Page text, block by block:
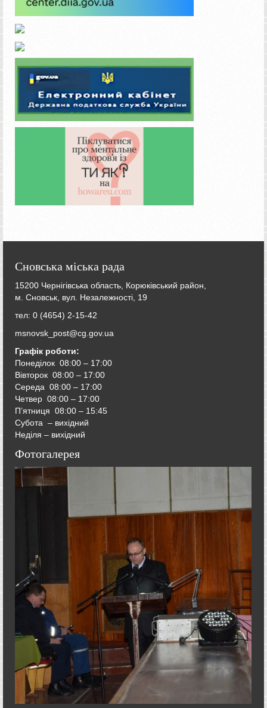
Сновська міська рада
15200 Чернігівська область, Корюківський район,
м. Сновськ, вул. Незалежності, 19
тел: 0 (4654) 2-15-42
msnovsk_post@cg.gov.ua
Графік роботи:
Понеділок 08:00 – 17:00
Вівторок 08:00 – 17:00
Середа 08:00 – 17:00
Четвер 08:00 – 17:00
П’ятниця 08:00 – 15:45
Субота – вихідний
Неділя – вихідний
Фотогалерея